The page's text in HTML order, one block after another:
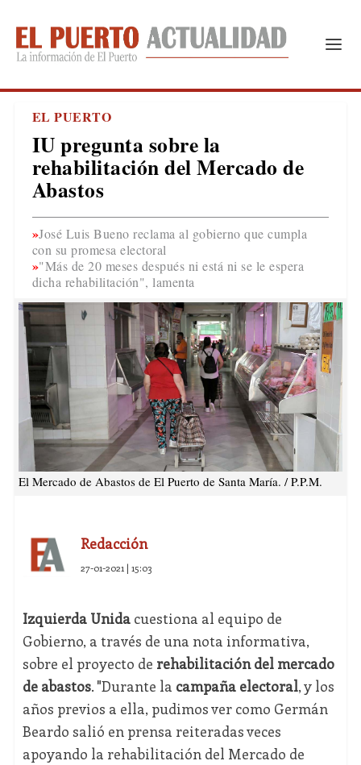
EL PUERTO
IU pregunta sobre la
rehabilitación del Mercado de
Abastos
José Luis Bueno reclama al gobierno que cumpla
con su promesa electoral
"Más de 20 meses después ni está ni se le espera
dicha rehabilitación", lamenta
El Mercado de Abastos de El Puerto de Santa María. / P.P.M.
Redacción
27-01-2021 | 15:03
Izquierda Unidacuestiona al equipo de
Gobierno, a través de una nota informativa,
sobre el proyecto de rehabilitación del mercado
de abastos. "Durante la campaña electoral, y los
años previos a ella, pudimos ver como Germán
Beardo salió en prensa reiteradas veces
apoyando la rehabilitación del Mercado de